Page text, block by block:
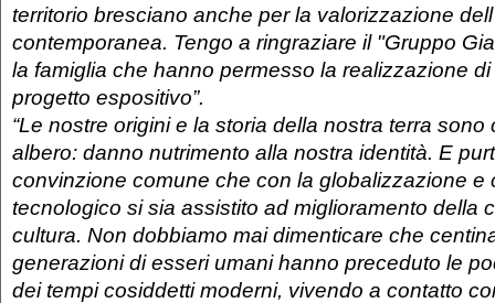
territorio bresciano anche per la valorizzazione
contemporanea. Tengo a ringraziare il "Gruppo
la famiglia che hanno permesso la realizzazione
progetto espositivo”.
“Le nostre origini e la storia della nostra terra
albero: danno nutrimento alla nostra identità. E
convinzione comune che con la globalizzazione e
tecnologico si sia assistito ad miglioramento della
cultura. Non dobbiamo mai dimenticare che
generazioni di esseri umani hanno preceduto le
dei tempi cosiddetti moderni, vivendo a contatto